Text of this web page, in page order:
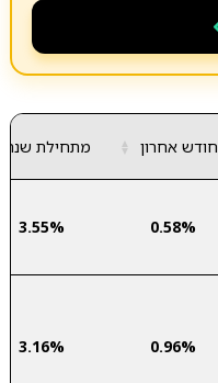
חודש אחרון ▲
▼ מתחילת שנה
0.58%
3.55%
0.96%
3.16%